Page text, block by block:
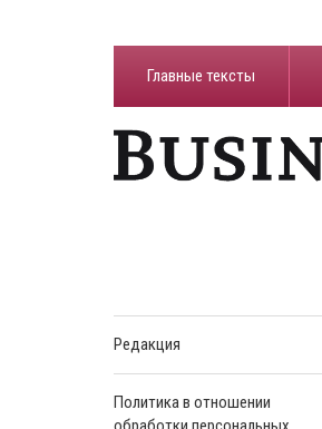
Главные тексты
Редакция
Политика в отношении